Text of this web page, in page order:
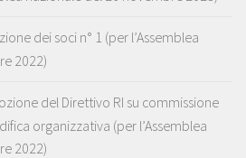
dei soci n° 1 (per l’Assemblea
2022)
del Direttivo RI su commissione
organizzativa (per l’Assemblea
2022)